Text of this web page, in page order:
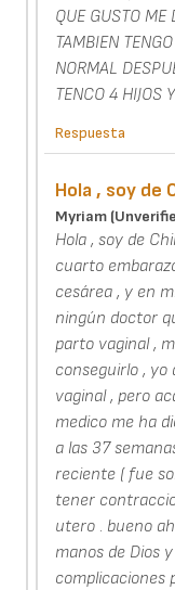
QUE GUSTO ME
TAMBIEN
NORMAL
TENCO 4 HIJOS
Respuesta
Hola , soy de
Myriam
Hola , soy de
cuarto
cesárea , y en
ningún doctor
parto vaginal ,
conseguirlo ,
vaginal , pero
medico me ha
a las 37
reciente ( fue
tener
utero . bueno
manos de Dios
complicaciones